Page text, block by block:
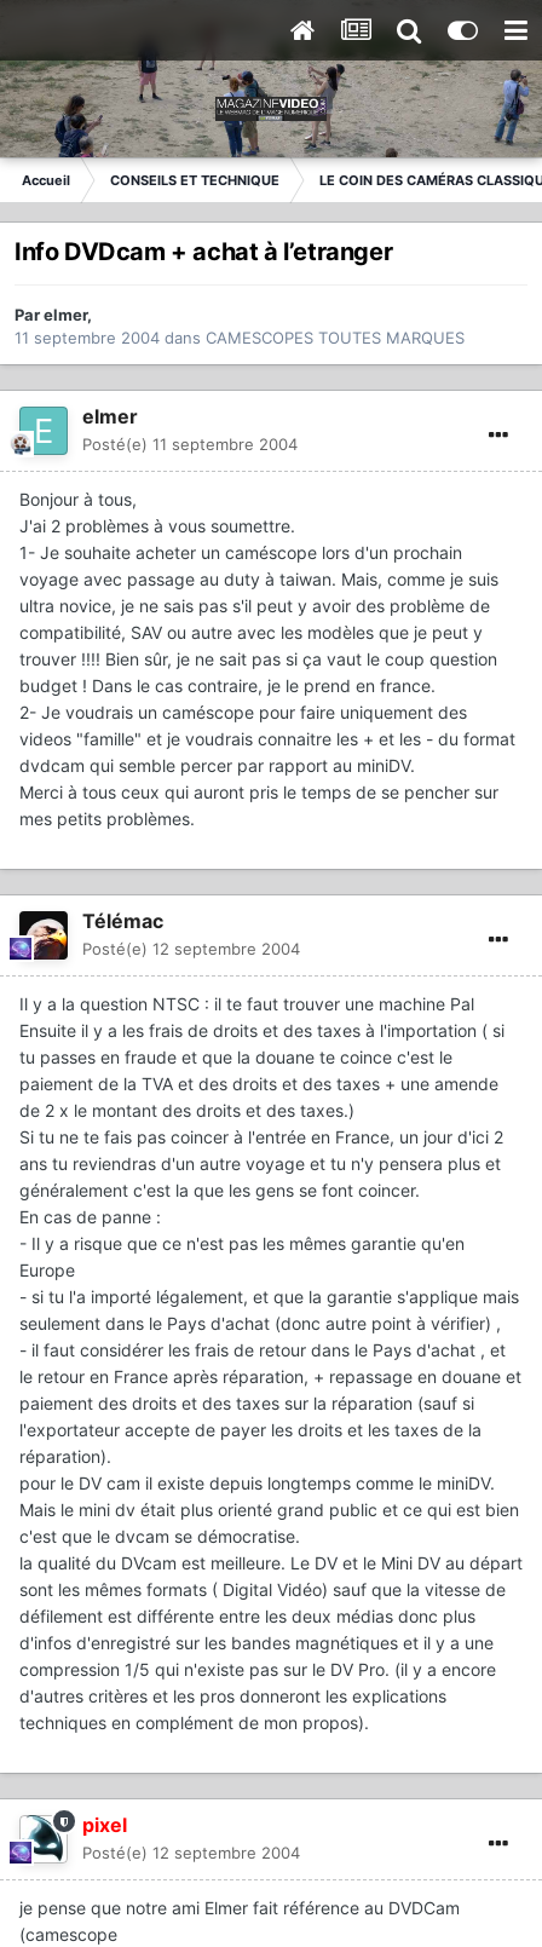
Accueil CONSEILS ET TECHNIQUE LE COIN DES CAMÉRAS
Info DVDcam + achat à l’etranger
Parelmer,
11 septembre 2004 dans CAMESCOPES TOUTES MARQUES
elmer
Posté(e) 11 septembre 2004
Bonjour à tous,
J'ai 2 problèmes à vous soumettre.
1- Je souhaite acheter un caméscope lors d'un prochain
voyage avec passage au duty à taiwan. Mais, comme je suis
ultra novice, je ne sais pas s'il peut y avoir des problème de
compatibilité, SAV ou autre avec les modèles que je peut y
trouver !!!! Bien sûr, je ne sait pas si ça vaut le coup question
budget ! Dans le cas contraire, je le prend en france.
2- Je voudrais un caméscope pour faire uniquement des
videos "famille" et je voudrais connaitre les + et les - du format
dvdcam qui semble percer par rapport au miniDV.
Merci à tous ceux qui auront pris le temps de se pencher sur
mes petits problèmes.
Télémac
Posté(e) 12 septembre 2004
Il y a la question NTSC : il te faut trouver une machine Pal
Ensuite il y a les frais de droits et des taxes à l'importation ( si
tu passes en fraude et que la douane te coince c'est le
paiement de la TVA et des droits et des taxes + une amende
de 2 x le montant des droits et des taxes.)
Si tu ne te fais pas coincer à l'entrée en France, un jour d'ici 2
ans tu reviendras d'un autre voyage et tu n'y pensera plus et
généralement c'est la que les gens se font coincer.
En cas de panne :
- Il y a risque que ce n'est pas les mêmes garantie qu'en
Europe
- si tu l'a importé légalement, et que la garantie s'applique mais
seulement dans le Pays d'achat (donc autre point à vérifier) ,
- il faut considérer les frais de retour dans le Pays d'achat , et
le retour en France après réparation, + repassage en douane et
paiement des droits et des taxes sur la réparation (sauf si
l'exportateur accepte de payer les droits et les taxes de la
réparation).
pour le DV cam il existe depuis longtemps comme le miniDV.
Mais le mini dv était plus orienté grand public et ce qui est bien
c'est que le dvcam se démocratise.
la qualité du DVcam est meilleure. Le DV et le Mini DV au départ
sont les mêmes formats ( Digital Vidéo) sauf que la vitesse de
défilement est différente entre les deux médias donc plus
d'infos d'enregistré sur les bandes magnétiques et il y a une
compression 1/5 qui n'existe pas sur le DV Pro. (il y a encore
d'autres critères et les pros donneront les explications
techniques en complément de mon propos).
pixel
Posté(e) 12 septembre 2004
je pense que notre ami Elmer fait référence au DVDCam
(camescope